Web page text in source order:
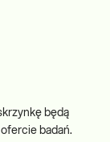
będą
badań.